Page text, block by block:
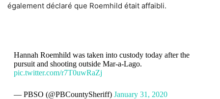
également déclaré que Roemhild était affaibli.
Hannah Roemhild was taken into custody today after the
pursuit and shooting outside Mar-a-Lago.
pic.twitter.com/r7T0uwRaZj
— PBSO (@PBCountySheriff) January 31, 2020